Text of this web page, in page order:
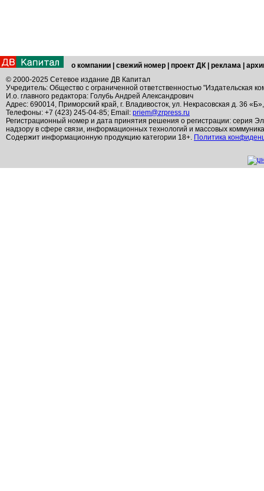
о компании свежий номер проект ДК реклама
© 2000-2025 Сетевое издание ДВ Капитал
Учредитель: Общество с ограниченной ответственностью "Издательская
И.о. главного редактора: Голубь Андрей Александрович
Адрес: 690014, Приморский край, г. Владивосток, ул. Некрасовская д. 36
Телефоны: +7 (423) 245-04-85; Email: priem@zrpress.ru
Регистрационный номер и дата принятия решения о регистрации: серия
надзору в сфере связи, информационных технологий и массовых
Содержит информационную продукцию категории 18+. Политика